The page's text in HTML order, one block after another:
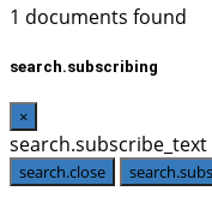
1 documents found
search.subscribing
×
search.subscribe_text
search.close